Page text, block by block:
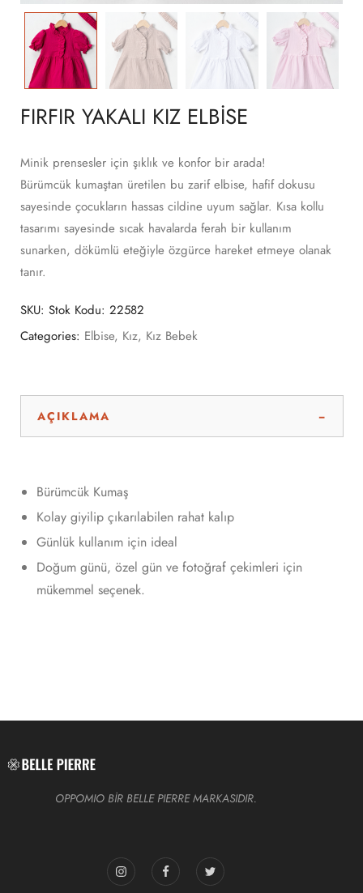
FIRFIR YAKALI KIZ ELBISE
Minik prensesler için şıklık ve konfor bir arada!
Bürümcük kumaştan üretilen bu zarif elbise, hafif dokusu
sayesinde çocukların hassas cildine uyum sağlar. Kısa kollu
tasarımı sayesinde sıcak havalarda ferah bir kullanım
sunarken, dökümlü eteğiyle özgürce hareket etmeye olanak
tanır.
SKU: Stok Kodu: 22582
Categories: Elbise, Kız, Kız Bebek
AÇIKLAMA
Bürümcük Kumaş
Kolay giyilip çıkarılabilen rahat kalıp
Günlük kullanım için ideal
Doğum günü, özel gün ve fotoğraf çekimleri için
mükemmel seçenek.
OPPOMIO BİR BELLE PIERRE MARKASIDIR.